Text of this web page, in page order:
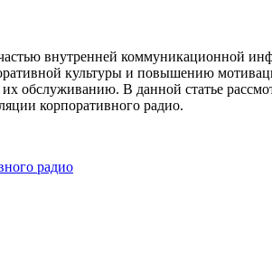
внутренней коммуникационной
культуры и повышению
обслуживанию. В данной статье
корпоративного радио.
радио